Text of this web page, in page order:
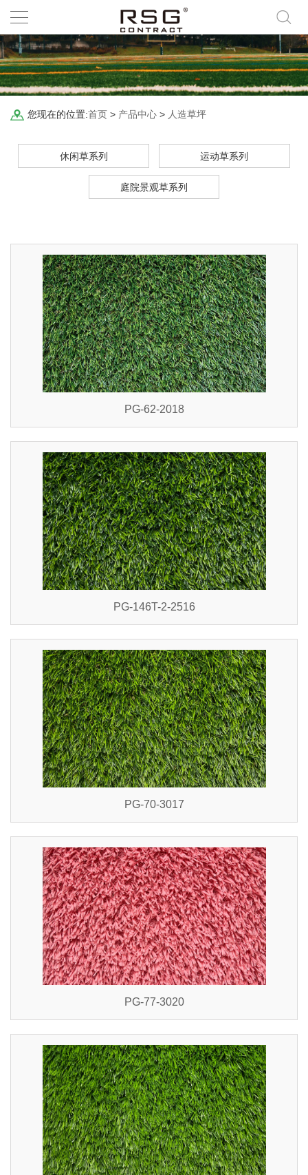
您现在的位置:首页 > 产品中心 > 人造草坪
休闲草系列 运动草系列
庭院景观草系列
PG-62-2018
PG-146T-2-2516
PG-70-3017
PG-77-3020